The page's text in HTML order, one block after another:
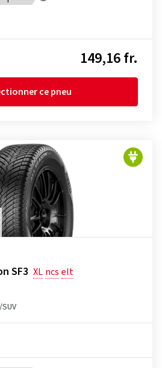
149,16 fr.
ce pneu
SF3 XL ncs elt